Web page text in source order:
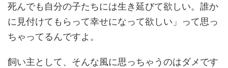
死んでも自分の子たちには生き延びて欲しい。誰か
に見付けてもらって幸せになって欲しい」って思っ
ちゃってるんですよ。
飼い主として、そんな風に思っちゃうのはダメです